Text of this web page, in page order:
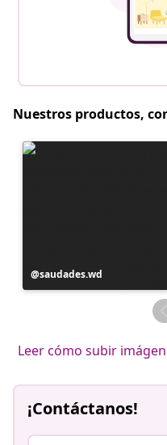
Nuestros productos,
Publicación
realizada
saudades.wd
Leer cómo subir
¡Contáctanos!